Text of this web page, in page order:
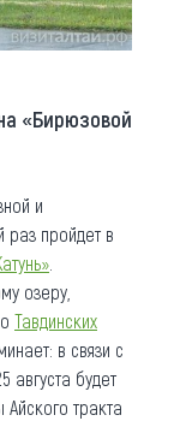
«Бирюзовой
и
раз пройдет в
озеру,
Тавдинских
в связи с
августа будет
тракта